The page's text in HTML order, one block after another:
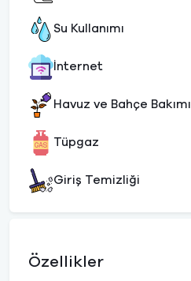
Su Kullanımı
İnternet
Havuz ve Bahçe Bakımı
Tüpgaz
Giriş Temizliği
Özellikler